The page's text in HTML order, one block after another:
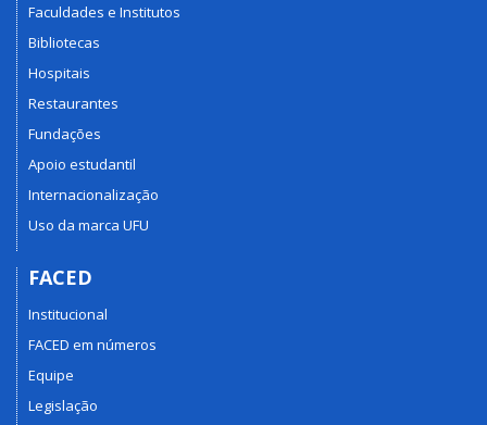
Faculdades e Institutos
Bibliotecas
Hospitais
Restaurantes
Fundações
Apoio estudantil
Internacionalização
Uso da marca UFU
FACED
Institucional
FACED em números
Equipe
Legislação